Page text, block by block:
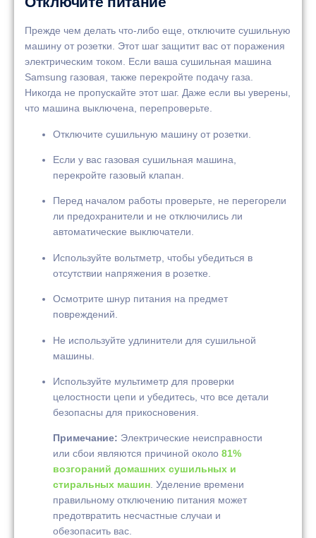
Прежде чем делать что-либо еще, отключите сушильную
машину от розетки. Этот шаг защитит вас от поражения
электрическим током. Если ваша сушильная машина
Samsung газовая, также перекройте подачу газа.
Никогда не пропускайте этот шаг. Даже если вы уверены,
что машина выключена, перепроверьте.
Отключите сушильную машину от розетки.
Если у вас газовая сушильная машина,
перекройте газовый клапан.
Перед началом работы проверьте, не перегорели
ли предохранители и не отключились ли
автоматические выключатели.
Используйте вольтметр, чтобы убедиться в
отсутствии напряжения в розетке.
Осмотрите шнур питания на предмет
повреждений.
Не используйте удлинители для сушильной
машины.
Используйте мультиметр для проверки
целостности цепи и убедитесь, что все детали
безопасны для прикосновения.
Примечание: Электрические неисправности
или сбои являются причиной около 81%
возгораний домашних сушильных и
стиральных машин. Уделение времени
правильному отключению питания может
предотвратить несчастные случаи и
обезопасить вас.